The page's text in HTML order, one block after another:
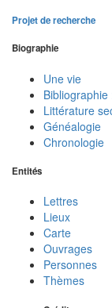
Projet de recherche
Biographie
Une vie
Littérature
Généalogie
Chronologie
Entités
Lettres
Lieux
Carte
Ouvrages
Personnes
Thèmes